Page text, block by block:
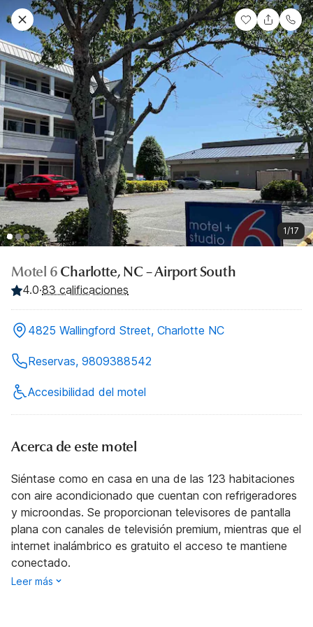
1/17
Motel 6 Charlotte, NC – Airport South
4.0·83 calificaciones
4825 Wallingford Street, Charlotte NC
Reservas, 9809388542
Accesibilidad del motel
Acerca de este motel
Siéntase como en casa en una de las 123 habitaciones
con aire acondicionado que cuentan con refrigeradores
y microondas. Se proporcionan televisores de pantalla
plana con canales de televisión premium, mientras que el
internet inalámbrico es gratuito el acceso te mantiene
conectado.
Leer más